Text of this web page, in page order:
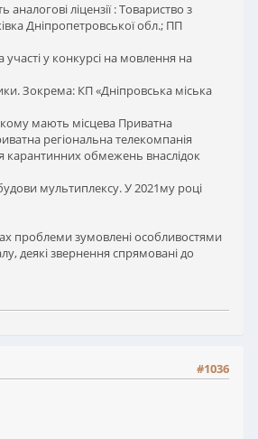
ліцензії : Товариство з
Дніпропетровської обл.; ПП
у конкурсі на мовлення на
Зокрема: КП «Дніпровська міська
мають місцева Приватна
регіональна телекомпанія
карантинних обмежень внаслідок
мультиплексу. У 2021му році
проблеми зумовлені особливостями
деякі звернення спрямовані до
#1036